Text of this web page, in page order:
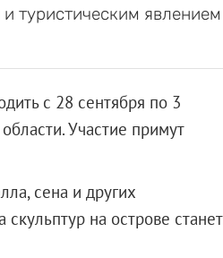
туристическим явлением
с 28 сентября по 3
Участие примут
сена и других
на острове станет